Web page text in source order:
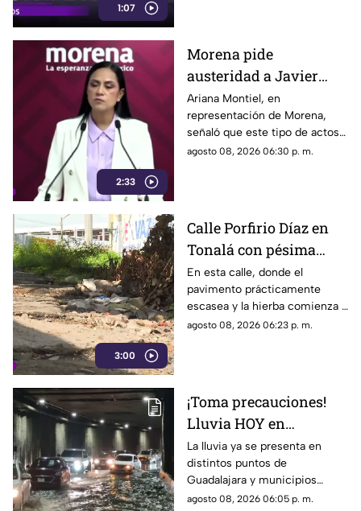
1:07
2:33
Morena pide
austeridad a Javier
May, pero el ejemplo
parece faltar en casa
Ariana Montiel, en
representación de Morena,
señaló que este tipo de actos y
el gasto de recursos
austeridad establecidos por el
partido.
agosto 08, 2026 06:30 p. m.
3:00
Calle Porfirio Díaz en
Tonalá con pésima
vialidad y basura por
todas partes
En esta calle, donde el
pavimento prácticamente
escasea y la hierba comienza a
ganar terreno, los vecinos
resultados.
agosto 08, 2026 06:23 p. m.
¡Toma precauciones!
Lluvia HOY en
Guadalajara deja
fuertes vientos y
amenaza de granizo
La lluvia ya se presenta en
distintos puntos de
Guadalajara y municipios
cercanos, con fuertes vientos,
agosto 08, 2026 06:05 p. m.